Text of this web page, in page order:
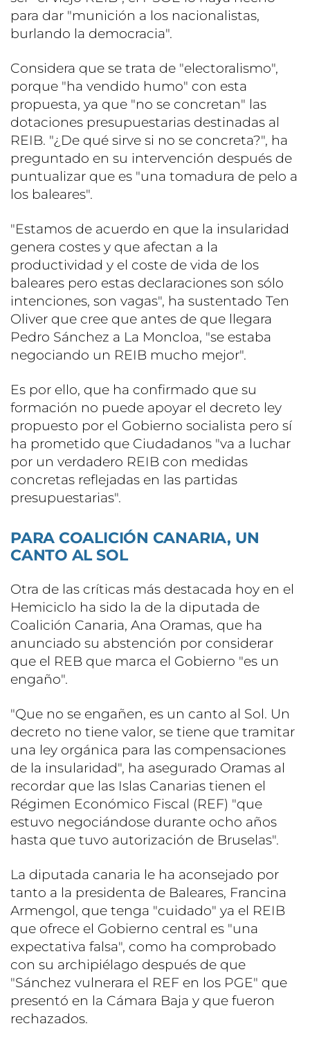
para dar "munición a los nacionalistas,
burlando la democracia".
Considera que se trata de "electoralismo",
porque "ha vendido humo" con esta
propuesta, ya que "no se concretan" las
dotaciones presupuestarias destinadas al
REIB. "¿De qué sirve si no se concreta?", ha
preguntado en su intervención después de
puntualizar que es "una tomadura de pelo a
los baleares".
"Estamos de acuerdo en que la insularidad
genera costes y que afectan a la
productividad y el coste de vida de los
baleares pero estas declaraciones son sólo
intenciones, son vagas", ha sustentado Ten
Oliver que cree que antes de que llegara
Pedro Sánchez a La Moncloa, "se estaba
negociando un REIB mucho mejor".
Es por ello, que ha confirmado que su
formación no puede apoyar el decreto ley
propuesto por el Gobierno socialista pero sí
ha prometido que Ciudadanos "va a luchar
por un verdadero REIB con medidas
concretas reflejadas en las partidas
presupuestarias".
PARA COALICIÓN CANARIA, UN
CANTO AL SOL
Otra de las críticas más destacada hoy en el
Hemiciclo ha sido la de la diputada de
Coalición Canaria, Ana Oramas, que ha
anunciado su abstención por considerar
que el REB que marca el Gobierno "es un
engaño".
"Que no se engañen, es un canto al Sol. Un
decreto no tiene valor, se tiene que tramitar
una ley orgánica para las compensaciones
de la insularidad", ha asegurado Oramas al
recordar que las Islas Canarias tienen el
Régimen Económico Fiscal (REF) "que
estuvo negociándose durante ocho años
hasta que tuvo autorización de Bruselas".
La diputada canaria le ha aconsejado por
tanto a la presidenta de Baleares, Francina
Armengol, que tenga "cuidado" ya el REIB
que ofrece el Gobierno central es "una
expectativa falsa", como ha comprobado
con su archipiélago después de que
"Sánchez vulnerara el REF en los PGE" que
presentó en la Cámara Baja y que fueron
rechazados.